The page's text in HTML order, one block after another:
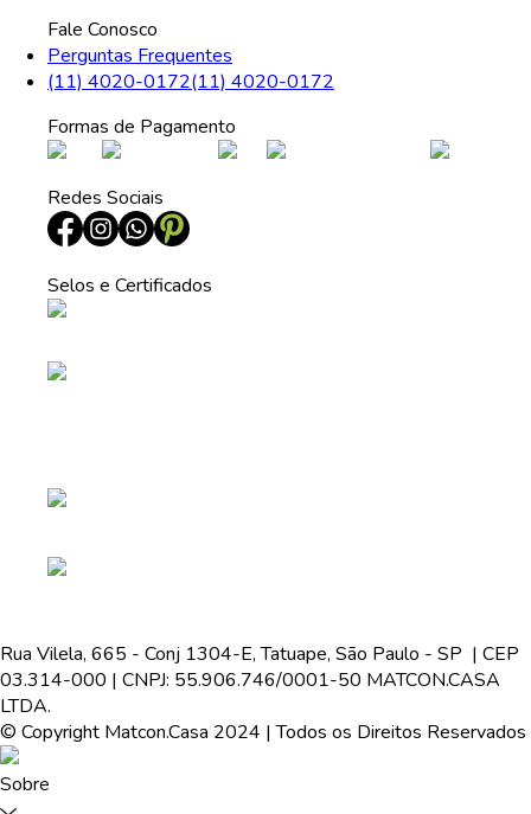
Fale Conosco
Perguntas Frequentes
(11) 4020-0172(11) 4020-0172
Formas de Pagamento
Redes Sociais
Selos e Certificados
Rua Vilela, 665 - Conj 1304-E, Tatuape, São Paulo - SP | CEP
03.314-000 | CNPJ: 55.906.746/0001-50 MATCON.CASA
LTDA.
© Copyright Matcon.Casa 2024 | Todos os Direitos Reservados
Sobre